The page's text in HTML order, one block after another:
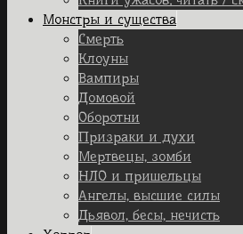
Монстры и существа
Смерть
Клоуны
Вампиры
Домовой
Оборотни
Призраки и духи
Мертвецы, зомби
НЛО и пришельцы
Ангелы, высшие силы
Дьявол, бесы, нечисть